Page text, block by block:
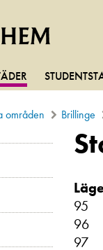
områden Brillinge
95
96
97